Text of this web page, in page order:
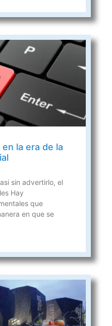
la era de la
sin advertirlo, el
Hay
que
en que se